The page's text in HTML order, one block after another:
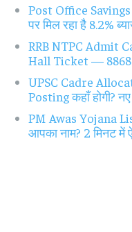
Post Office
पर मिल रहा है 8.2%
RRB NTPC Admit
Hall Ticket — 8868
UPSC Cadre
Posting कहाँ होगी?
PM Awas Yojana
आपका नाम? 2 मिनट